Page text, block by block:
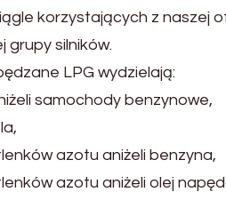
korzystających z naszej
grupy silników.
LPG wydzielają:
samochody benzynowe,
azotu aniżeli benzyna,
azotu aniżeli olej